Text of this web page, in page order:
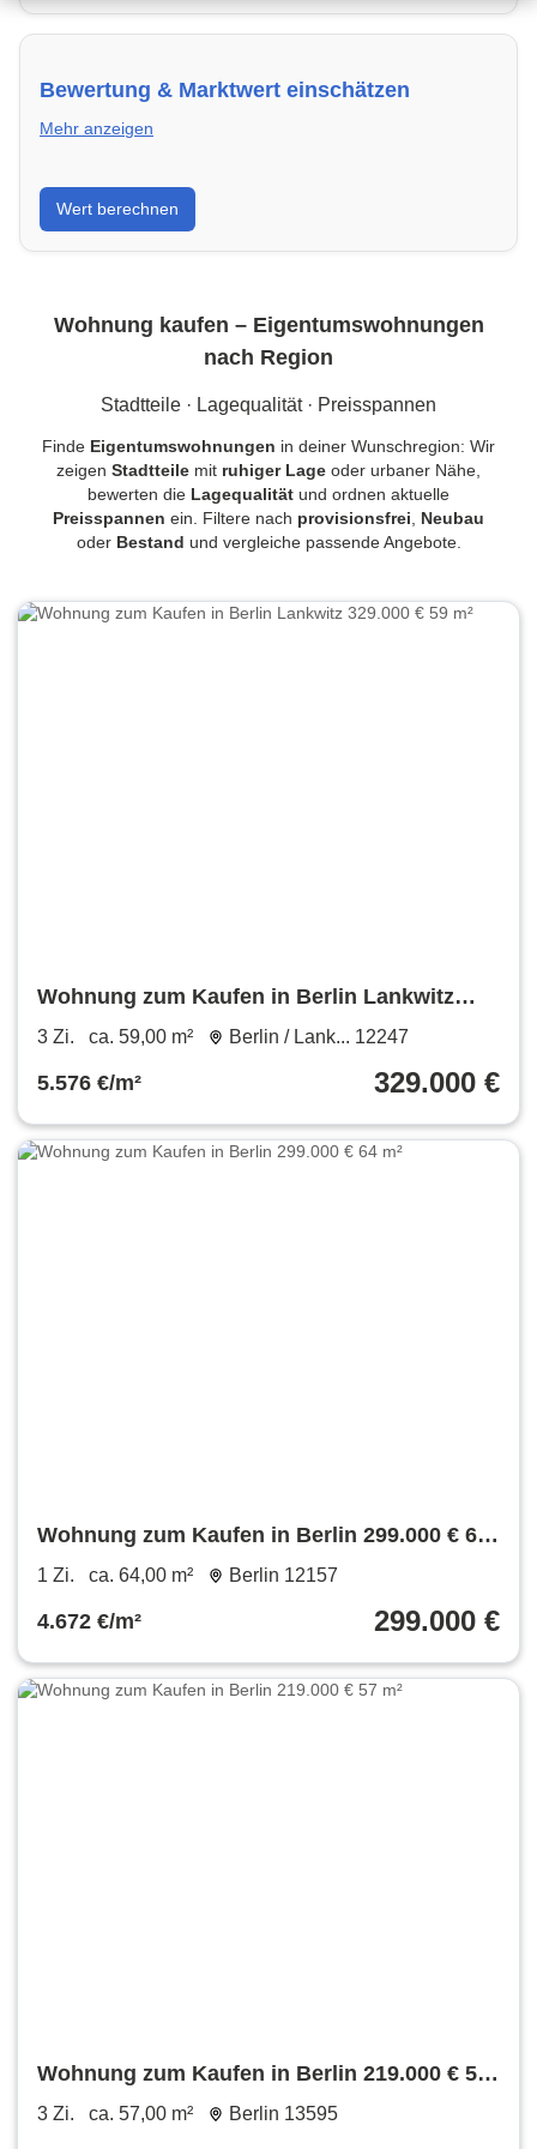
Bewertung & Marktwert einschätzen
Mehr anzeigen
Kaufpreis einordnen, Vergleichsobjekte in
Deutschland verstehen und Risiken minimieren –
kompakt erklärt.
Wert berechnen
Wohnung kaufen – Eigentumswohnungen
nach Region
Stadtteile · Lagequalität · Preisspannen
Finde Eigentumswohnungen in deiner Wunschregion: Wir
zeigen Stadtteile mit ruhiger Lage oder urbaner Nähe,
bewerten die Lagequalität und ordnen aktuelle
Preisspannen ein. Filtere nach provisionsfrei, Neubau
oder Bestand und vergleiche passende Angebote.
Wohnung zum Kaufen in Berlin Lankwitz
329.000 € 59 m²
3 Zi. ca. 59,00 m² Berlin / Lank... 12247
5.576 €/m² 329.000 €
Wohnung zum Kaufen in Berlin 299.000 € 64
m²
1 Zi. ca. 64,00 m² Berlin 12157
4.672 €/m² 299.000 €
Wohnung zum Kaufen in Berlin 219.000 € 57
m²
3 Zi. ca. 57,00 m² Berlin 13595